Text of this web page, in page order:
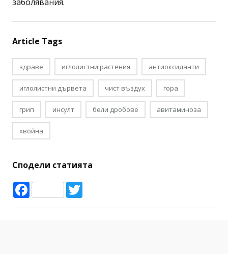
Article Tags
здраве иглолистни растения антиоксиданти
иглолистни дървета чист въздух гора
грип инсулт бели дробове авитаминоза
хвойна
Сподели статията
Facebook